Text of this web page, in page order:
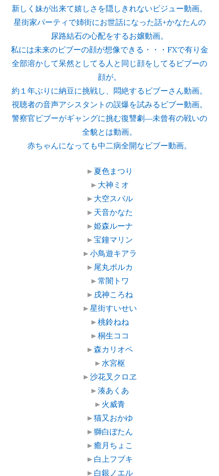
新しく妹が出来て嬉しさを隠しきれないビジュー動画。
星街家パーティで姉街にお世話になった話+かなたんの
尿路結石の心配をするお嬢動画。
私には未来のビブーの顔が想像できる・・・FXで有り金
全部溶かして呆然としてる人と同じ顔をしてるビブーの
顔が。
約１年ぶりに納豆に挑戦し、悶絶するビブーさん動画。
視聴者の音声アシスタントの誤爆を試みるビブー動画。
警察官ビブーがギャングに挑む復讐劇―未曾有の戦いの
全貌とは動画。
赤ちゃんになっても中二病全開なビブー動画。
► 夏色まつり
► 大神ミオ
► 大空スバル
► 天音かなた
►姫森ルーナ
►宝鐘マリン
►小鳥遊キアラ
► 尾丸ポルカ
►常闇トワ
► 戌神ころね
►星街すいせい
►桃鈴ねね
►桐生ココ
►森カリオペ
► 水宮枢
►沙花叉クロヱ
►湊あくあ
► 火威青
►猫又おかゆ
►獅白ぼたん
►癒月ちょこ
► 白上フブキ
► 白銀ノエル